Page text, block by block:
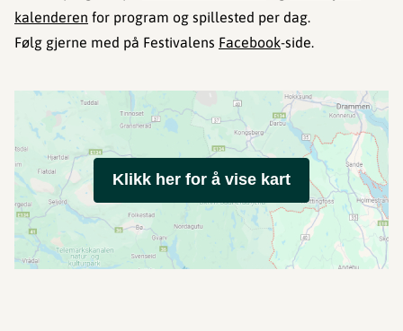
kalenderen for program og spillested per dag.
Følg gjerne med på Festivalens Facebook-side.
Klikk her for å vise kart